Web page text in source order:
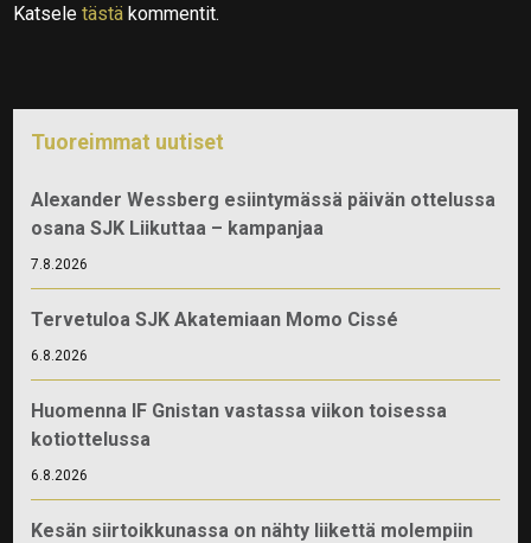
Katseletästä kommentit.
Tuoreimmat uutiset
Alexander Wessberg esiintymässä päivän ottelussa
osana SJK Liikuttaa – kampanjaa
7.8.2026
Tervetuloa SJK Akatemiaan Momo Cissé
6.8.2026
Huomenna IF Gnistan vastassa viikon toisessa
kotiottelussa
6.8.2026
Kesän siirtoikkunassa on nähty liikettä molempiin